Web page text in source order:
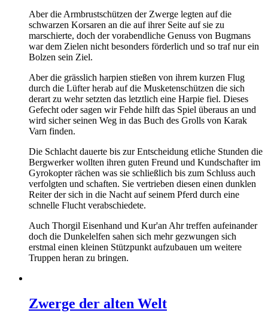
Aber die Armbrustschützen der Zwerge legten auf die
schwarzen Korsaren an die auf ihrer Seite auf sie zu
marschierte, doch der vorabendliche Genuss von Bugmans
war dem Zielen nicht besonders förderlich und so traf nur ein
Bolzen sein Ziel.
Aber die grässlich harpien stießen von ihrem kurzen Flug
durch die Lüfter herab auf die Musketenschützen die sich
derart zu wehr setzten das letztlich eine Harpie fiel. Dieses
Gefecht oder sagen wir Fehde hilft das Spiel überaus an und
wird sicher seinen Weg in das Buch des Grolls von Karak
Varn finden.
Die Schlacht dauerte bis zur Entscheidung etliche Stunden die
Bergwerker wollten ihren guten Freund und Kundschafter im
Gyrokopter rächen was sie schließlich bis zum Schluss auch
verfolgten und schaften. Sie vertrieben diesen einen dunklen
Reiter der sich in die Nacht auf seinem Pferd durch eine
schnelle Flucht verabschiedete.
Auch Thorgil Eisenhand und Kur'an Ahr treffen aufeinander
doch die Dunkelelfen sahen sich mehr gezwungen sich
erstmal einen kleinen Stützpunkt aufzubauen um weitere
Truppen heran zu bringen.
Zwerge der alten Welt